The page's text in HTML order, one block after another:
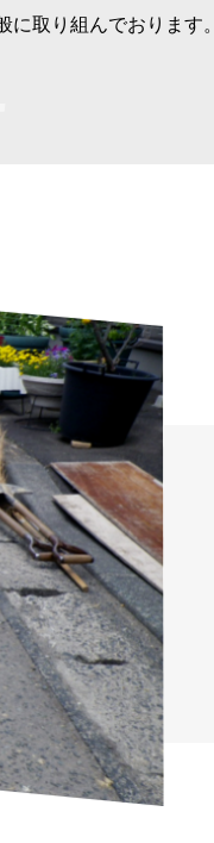
取り組んでおります。